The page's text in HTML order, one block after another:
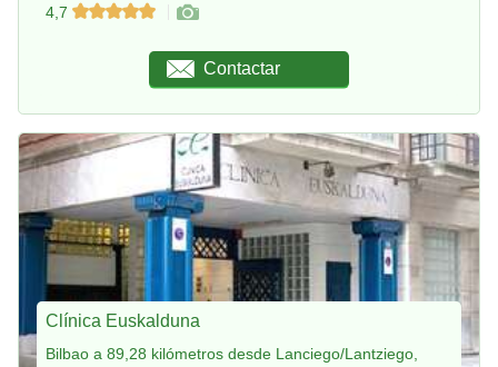
4,7
Contactar
Clínica Euskalduna
Bilbao a 89,28 kilómetros desde Lanciego/Lantziego,